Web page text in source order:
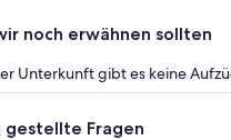
noch erwähnen sollten
Unterkunft gibt es keine
gestellte Fragen